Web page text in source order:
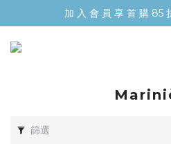
加 入 會 員 享 首 購 85
篩選